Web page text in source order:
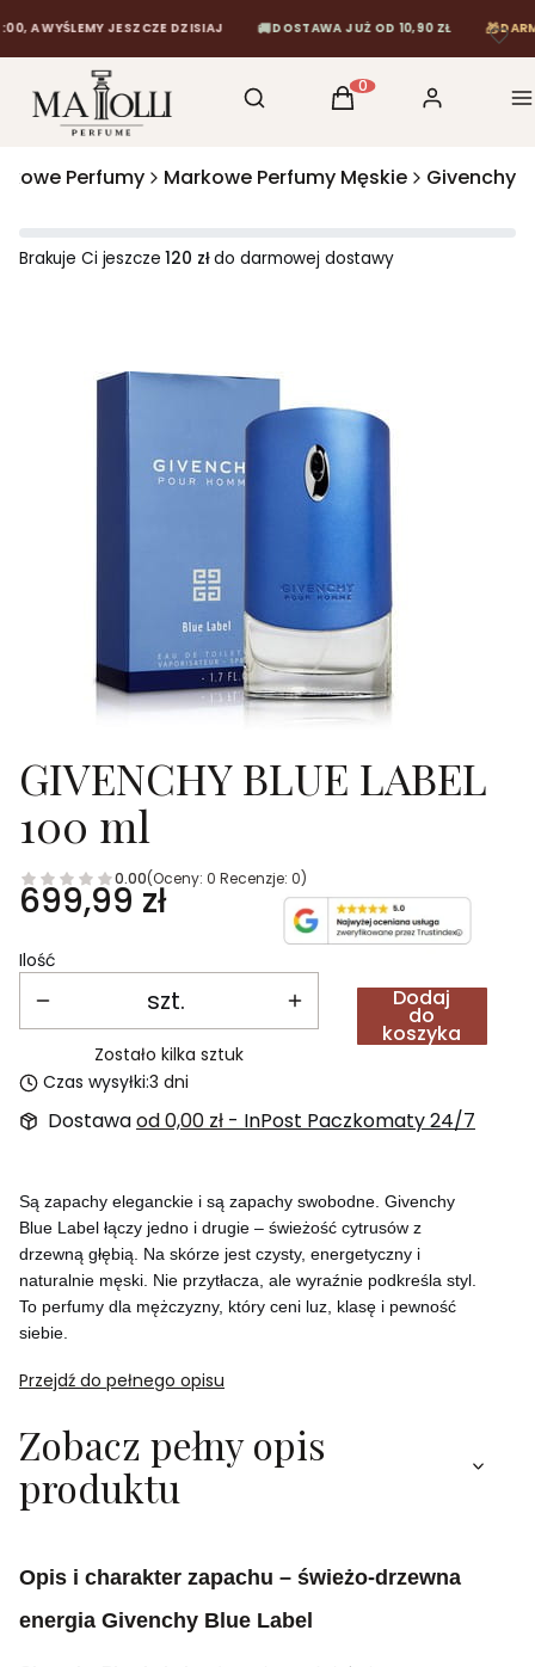
WYŚLEMY JESZCZE DZISIAJ DOSTAWA JUŻ OD 10,90 ZŁ
Otwórz wyszukiwarkę
Szukaj Produkty w koszyku:
Koszyk Zaloguj się
Perfumy Markowe Perfumy Męskie Givenchy
Brakuje Ci jeszcze120 złdo darmowej dostawy
GIVENCHY BLUE LABEL
100 ml
0.00(Oceny: 0 Recenzje: 0)
Cena
699,99 zł
Ilość
szt.
Zostało kilka sztuk
Dodaj
do
koszyka
Czas wysyłki:3 dni
Dostawaod 0,00 zł - InPost Paczkomaty 24/7
Są zapachy eleganckie i są zapachy swobodne. Givenchy
Blue Label łączy jedno i drugie – świeżość cytrusów z
drzewną głębią. Na skórze jest czysty, energetyczny i
naturalnie męski. Nie przytłacza, ale wyraźnie podkreśla styl.
To perfumy dla mężczyzny, który ceni luz, klasę i pewność
siebie.
Przejdź do pełnego opisu
Zobacz pełny opis
produktu
Opis i charakter zapachu – świeżo-drzewna
energia Givenchy Blue Label